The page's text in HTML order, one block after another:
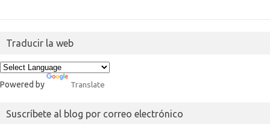
Traducir la web
Powered by Translate
Suscríbete al blog por correo electrónico